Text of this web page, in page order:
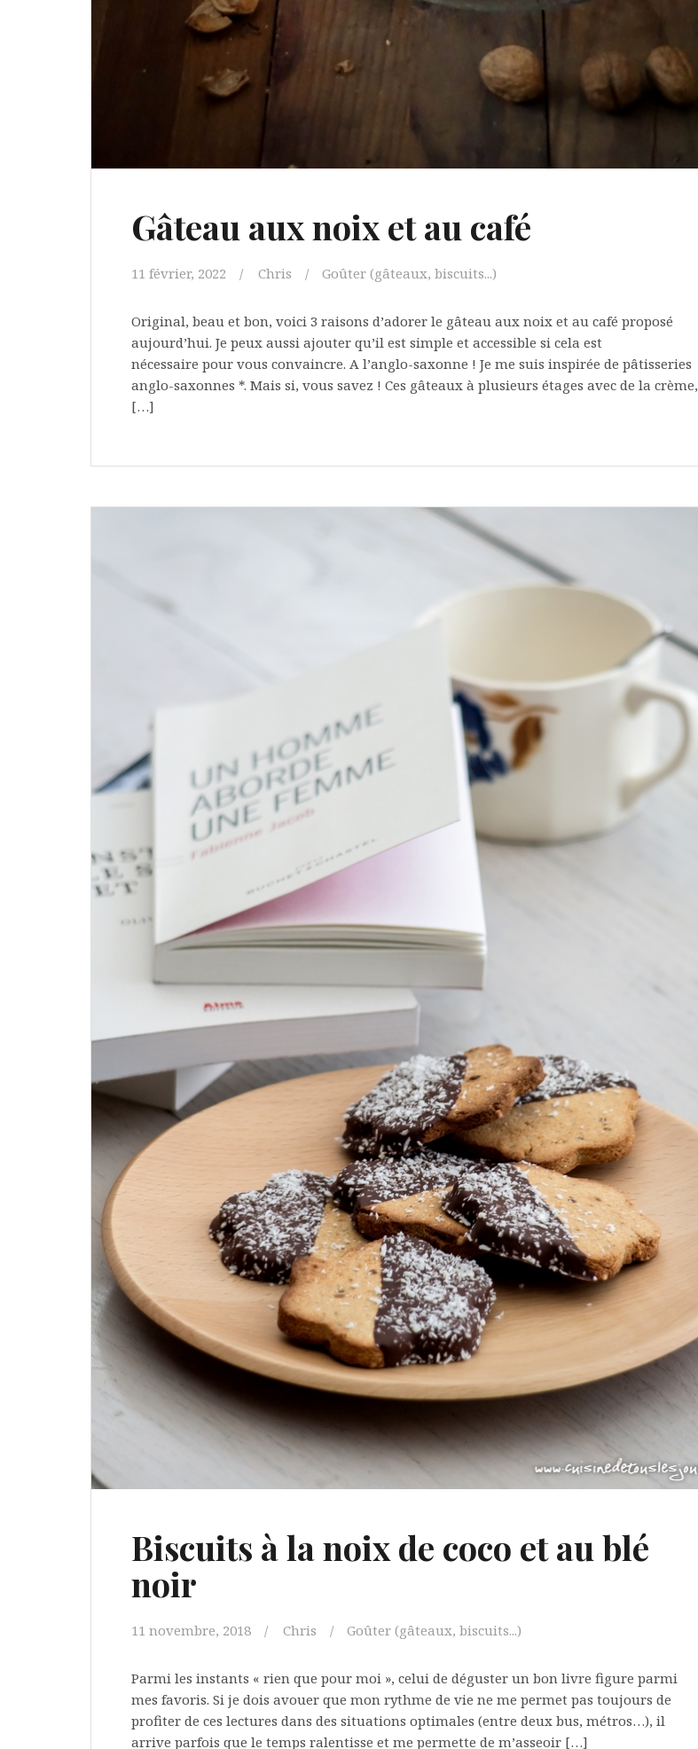
Gâteau aux noix et au café
11 février, 2022 Chris Goûter (gâteaux, biscuits...)
Original, beau et bon, voici 3 raisons d’adorer le gâteau aux noix et au café proposé
aujourd’hui. Je peux aussi ajouter qu’il est simple et accessible si cela est
nécessaire pour vous convaincre. A l’anglo-saxonne ! Je me suis inspirée de pâtisseries
anglo-saxonnes *. Mais si, vous savez ! Ces gâteaux à plusieurs étages avec de la crème,
[…]
Biscuits à la noix de coco et au blé
noir
11 novembre, 2018 Chris Goûter (gâteaux, biscuits...)
Parmi les instants « rien que pour moi », celui de déguster un bon livre figure parmi
mes favoris. Si je dois avouer que mon rythme de vie ne me permet pas toujours de
profiter de ces lectures dans des situations optimales (entre deux bus, métros…), il
arrive parfois que le temps ralentisse et me permette de m’asseoir […]